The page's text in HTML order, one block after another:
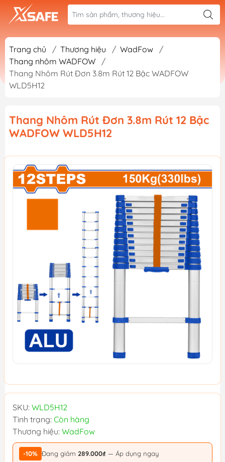
Trang chủ / Thương hiệu / WadFow
/
Thang nhôm WADFOW
/
Thang Nhôm Rút Đơn 3.8m Rút 12 Bậc WADFOW
WLD5H12
Thang Nhôm Rút Đơn 3.8m Rút 12 Bậc
WADFOW WLD5H12
SKU: WLD5H12
Tình trạng: Còn hàng
Thương hiệu: WadFow
-10% Đang giảm 289.000₫ — Áp dụng ngay